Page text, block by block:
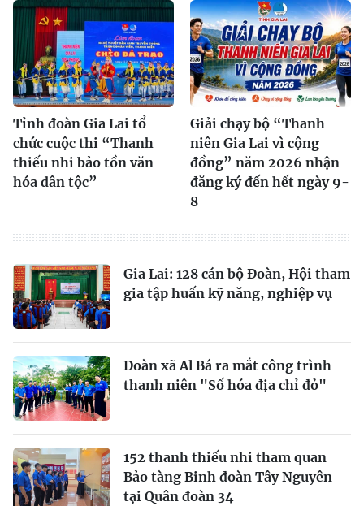
Tỉnh đoàn Gia Lai tổ
chức cuộc thi “Thanh
thiếu nhi bảo tồn văn
hóa dân tộc”
Giải chạy bộ “Thanh
niên Gia Lai vì cộng
đồng” năm 2026 nhận
đăng ký đến hết ngày 9-
8
Gia Lai: 128 cán bộ Đoàn, Hội tham
gia tập huấn kỹ năng, nghiệp vụ
Đoàn xã Al Bá ra mắt công trình
thanh niên "Số hóa địa chỉ đỏ"
152 thanh thiếu nhi tham quan
Bảo tàng Binh đoàn Tây Nguyên
tại Quân đoàn 34